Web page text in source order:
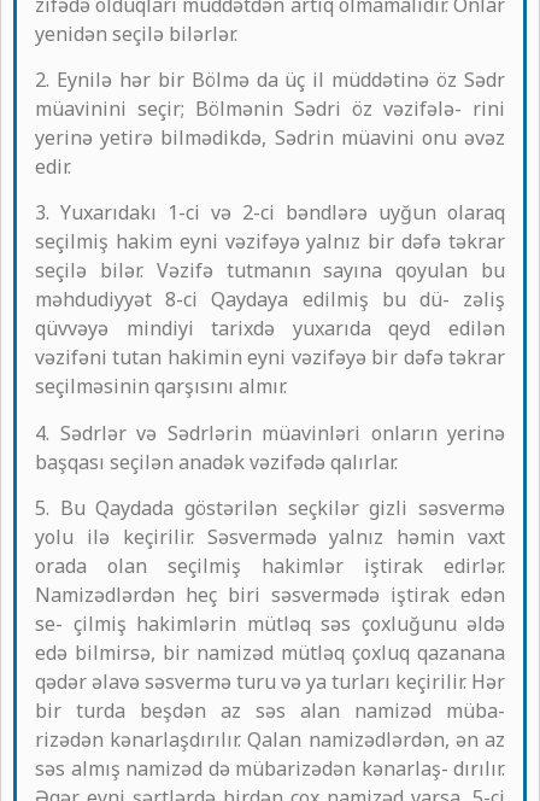
yenidən seçilə bilərlər.
2. Eynilə hər bir Bölmə da üç il müddətinə öz Sədr
müavinini seçir; Bölmənin Sədri öz vəzifələ- rini
yerinə yetirə bilmədikdə, Sədrin müavini onu əvəz
edir.
3. Yuxarıdakı 1-ci və 2-ci bəndlərə uyğun olaraq
seçilmiş hakim eyni vəzifəyə yalnız bir dəfə təkrar
seçilə bilər. Vəzifə tutmanın sayına qoyulan bu
məhdudiyyət 8-ci Qaydaya edilmiş bu dü- zəliş
qüvvəyə mindiyi tarixdə yuxarıda qeyd edilən
vəzifəni tutan hakimin eyni vəzifəyə bir dəfə təkrar
seçilməsinin qarşısını almır.
4. Sədrlər və Sədrlərin müavinləri onların yerinə
başqası seçilən anadək vəzifədə qalırlar.
5. Bu Qaydada göstərilən seçkilər gizli səsvermə
yolu ilə keçirilir. Səsvermədə yalnız həmin vaxt
orada olan seçilmiş hakimlər iştirak edirlər.
Namizədlərdən heç biri səsvermədə iştirak edən
se- çilmiş hakimlərin mütləq səs çoxluğunu əldə
edə bilmirsə, bir namizəd mütləq çoxluq qazanana
qədər əlavə səsvermə turu və ya turları keçirilir. Hər
bir turda beşdən az səs alan namizəd müba-
rizədən kənarlaşdırılır. Qalan namizədlərdən, ən az
səs almış namizəd də mübarizədən kənarlaş- dırılır.